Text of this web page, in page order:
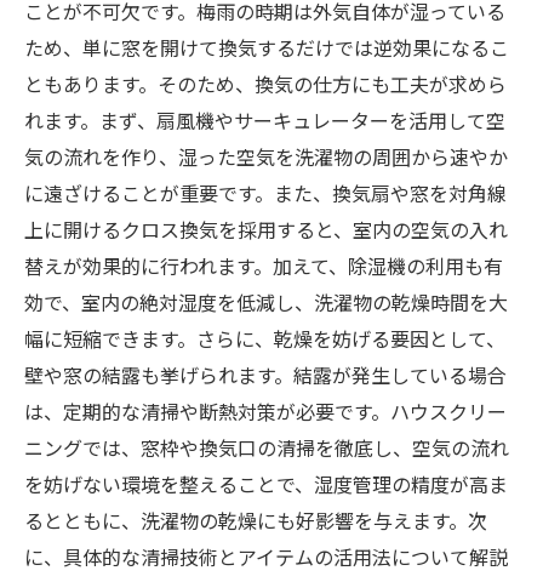
ことが不可欠です。梅雨の時期は外気自体が湿っている
ため、単に窓を開けて換気するだけでは逆効果になるこ
ともあります。そのため、換気の仕方にも工夫が求めら
れます。まず、扇風機やサーキュレーターを活用して空
気の流れを作り、湿った空気を洗濯物の周囲から速やか
に遠ざけることが重要です。また、換気扇や窓を対角線
上に開けるクロス換気を採用すると、室内の空気の入れ
替えが効果的に行われます。加えて、除湿機の利用も有
効で、室内の絶対湿度を低減し、洗濯物の乾燥時間を大
幅に短縮できます。さらに、乾燥を妨げる要因として、
壁や窓の結露も挙げられます。結露が発生している場合
は、定期的な清掃や断熱対策が必要です。ハウスクリー
ニングでは、窓枠や換気口の清掃を徹底し、空気の流れ
を妨げない環境を整えることで、湿度管理の精度が高ま
るとともに、洗濯物の乾燥にも好影響を与えます。次
に、具体的な清掃技術とアイテムの活用法について解説